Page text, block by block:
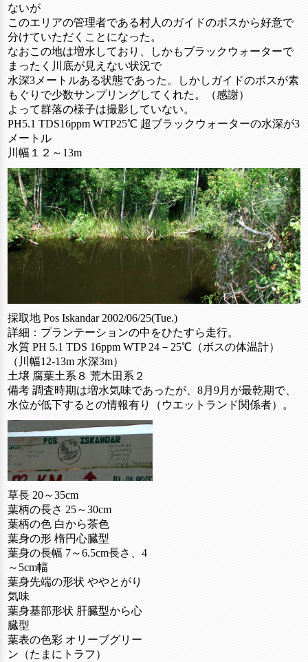
ないが
このエリアの管理者である村人のガイドのボスから好意で
分けていただくことになった。
なおこの地は増水しており、しかもブラックウォーターで
まったく川底が見えない状況で
水深3メートルある状態であった。しかしガイドのボスが素
もぐりで少数サンプリングしてくれた。（感謝）
よって群落の様子は撮影していない。
PH5.1 TDS16ppm WTP25℃ 超ブラックウォーターの水深が3
メートル
川幅１２～13m
採取地 Pos Iskandar 2002/06/25(Tue.)
詳細：プランテーションの中をひたすら走行。
水質 PH 5.1 TDS 16ppm WTP 24－25℃（ボスの体温計）
（川幅12‐13m 水深3m）
土壌 腐葉土系８ 荒木田系２
備考 調査時期は増水気味であったが、8月9月が最乾期で、
水位が低下するとの情報有り（ウエットランド関係者）。
草長 20～35cm
葉柄の長さ 25～30cm
葉柄の色 白から茶色
葉身の形 楕円心臓型
葉身の長幅 7～6.5cm長さ、4
～5cm幅
葉身先端の形状 ややとがり
気味
葉身基部形状 肝臓型から心
臓型
葉表の色彩 オリーブグリー
ン（たまにトラフ）